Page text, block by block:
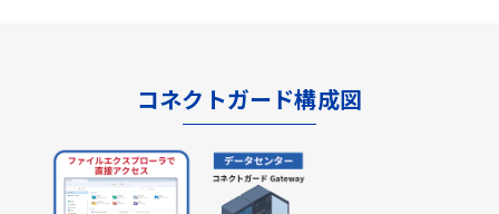
コネクトガード構成図